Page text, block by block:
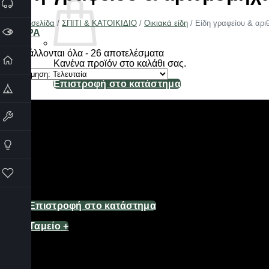
Κανένα προϊόν στο καλάθι σας.
Επιστροφή στο κατάστημα
Επιστροφή στο κατάστημα
Ταμείο +
Αρχική σελίδα / ΣΠΙΤΙ & ΚΑΤΟΙΚΙΔΙΟ / Οικιακά είδη / Είδη γραφείου &
ΦΙΛΤΡΑ
Προβάλλονται όλα - 26 αποτελέσματαSorted
by
latest